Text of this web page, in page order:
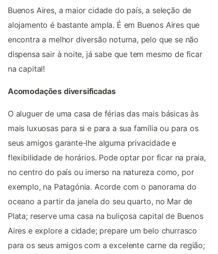
Buenos Aires, a maior cidade do país, a seleção de
alojamento é bastante ampla. É em Buenos Aires que
encontra a melhor diversão noturna, pelo que se não
dispensa sair à noite, já sabe que tem mesmo de ficar
na capital!
Acomodações diversificadas
O aluguer de uma casa de férias das mais básicas às
mais luxuosas para si e para a sua família ou para os
seus amigos garante-lhe alguma privacidade e
flexibilidade de horários. Pode optar por ficar na praia,
no centro do país ou imerso na natureza como, por
exemplo, na Patagónia. Acorde com o panorama do
oceano a partir da janela do seu quarto, no Mar de
Plata; reserve uma casa na buliçosa capital de Buenos
Aires e explore a cidade; prepare um belo churrasco
para os seus amigos com a excelente carne da região;